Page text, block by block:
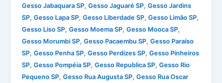
Gesso Jabaquara SP,Gesso Jaguaré SP,Gesso Jardins
SP,Gesso Lapa SP,Gesso Liberdade SP,Gesso Limão SP,
Gesso Liso SP,Gesso Moema SP,Gesso Mooca SP,
Gesso Morumbi SP,Gesso Pacaembu SP,Gesso Paraíso
SP,Gesso Penha SP,Gesso Perdizes SP,Gesso Pinheiros
SP,Gesso Pompéia SP,Gesso Republica SP,Gesso Rio
Pequeno SP,Gesso Rua Augusta SP,Gesso Rua Oscar